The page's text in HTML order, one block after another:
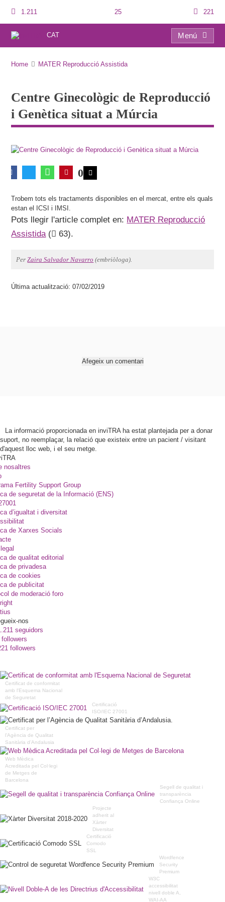
1.211 25 221
CAT
Menú
Home MATER Reproducció Assistida
Centre Ginecològic de Reproducció
i Genètica situat a Múrcia
0
Trobem tots els tractaments disponibles en el mercat, entre els quals
estan el ICSI i IMSI.
Pots llegir l'article complet en: MATER Reproducció
Assistida( 63).
PerZaira Salvador Navarro (embriòloga).
Última actualització: 07/02/2019
Afegeix un comentari
La informació proporcionada en inviTRA ha estat plantejada per a donar
suport, no reemplaçar, la relació que existeix entre un pacient / visitant
d'aquest lloc web, i el seu metge.
nosaltres
Fertility Support Group
de seguretat de la Informació (ENS)
d’igualtat i diversitat
de Xarxes Socials
de qualitat editorial
de privadesa
de cookies
de publicitat
de moderació foro
nos
seguidors
followers
followers
Certificat de conformitat
amb l'Esquema Nacional
de Seguretat
Certificació
ISO/IEC 27001
Certificat per
l’Agència de Qualitat
Sanitària d’Andalusia
Web Mèdica
Acreditada pel Col·legi
de Metges de
Barcelona
Segell de qualitat i
transparència
Confiança Online
Projecte
adherit al
Xàrter
Diversitat
Certificació
Comodo
SSL
Wordfence
Security
Premium
W3C
accessibilitat
nivell doble A,
WAI-AA